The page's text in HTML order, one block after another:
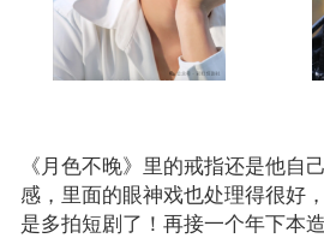
《月色不晚》里的戒指还是他自
感，里面的眼神戏也处理得很好
是多拍短剧了！再接一个年下本